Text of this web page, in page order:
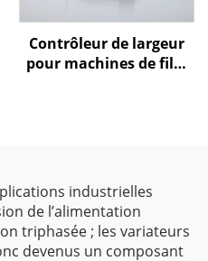
Contrôleur de largeur
pour machines de film
industrielles
de l’alimentation
triphasée ; les variateurs
devenus un composant